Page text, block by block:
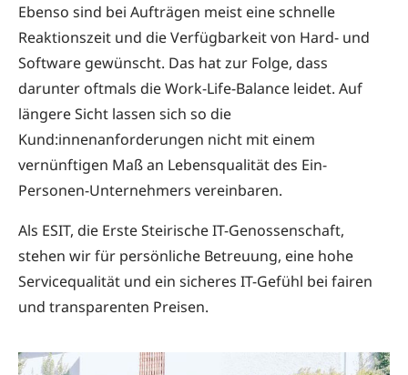
Ebenso sind bei Aufträgen meist eine schnelle
Reaktionszeit und die Verfügbarkeit von Hard- und
Software gewünscht. Das hat zur Folge, dass
darunter oftmals die Work-Life-Balance leidet. Auf
längere Sicht lassen sich so die
Kund:innenanforderungen nicht mit einem
vernünftigen Maß an Lebensqualität des Ein-
Personen-Unternehmers vereinbaren.
Als ESIT, die Erste Steirische IT-Genossenschaft,
stehen wir für persönliche Betreuung, eine hohe
Servicequalität und ein sicheres IT-Gefühl bei fairen
und transparenten Preisen.